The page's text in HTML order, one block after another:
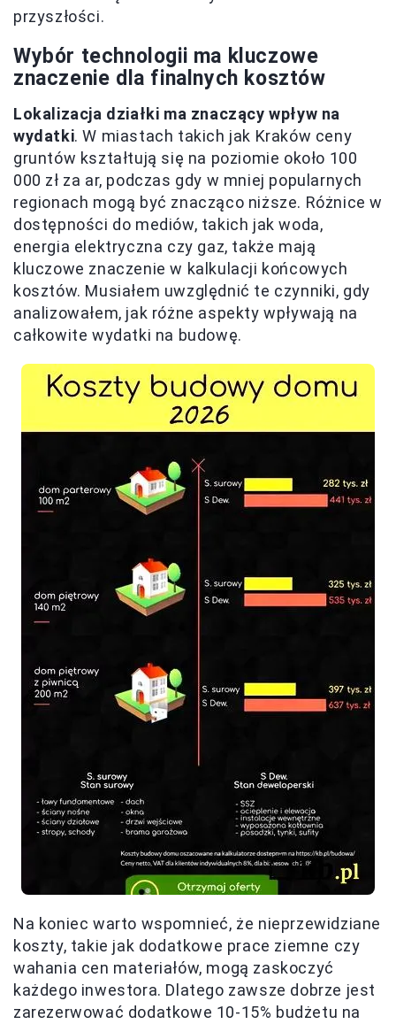
przyszłości.
Wybór technologii ma kluczowe
znaczenie dla finalnych kosztów
Lokalizacja działki ma znaczący wpływ na
wydatki. W miastach takich jak Kraków ceny
gruntów kształtują się na poziomie około 100
000 zł za ar, podczas gdy w mniej popularnych
regionach mogą być znacząco niższe. Różnice w
dostępności do mediów, takich jak woda,
energia elektryczna czy gaz, także mają
kluczowe znaczenie w kalkulacji końcowych
kosztów. Musiałem uwzględnić te czynniki, gdy
analizowałem, jak różne aspekty wpływają na
całkowite wydatki na budowę.
Na koniec warto wspomnieć, że nieprzewidziane
koszty, takie jak dodatkowe prace ziemne czy
wahania cen materiałów, mogą zaskoczyć
każdego inwestora. Dlatego zawsze dobrze jest
zarezerwować dodatkowe 10-15% budżetu na